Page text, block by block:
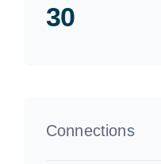
30
Connections